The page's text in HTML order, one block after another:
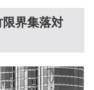
界集落対